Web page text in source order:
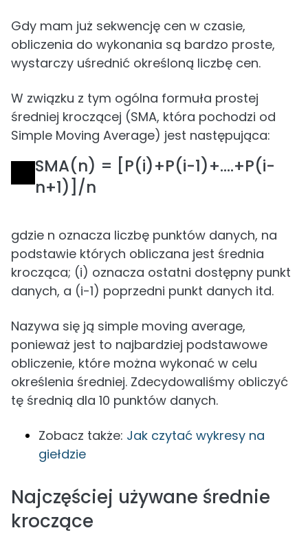
Gdy mam już sekwencję cen w czasie,
obliczenia do wykonania są bardzo proste,
wystarczy uśrednić określoną liczbę cen.
W związku z tym ogólna formuła prostej
średniej kroczącej (SMA, która pochodzi od
Simple Moving Average) jest następująca:
SMA(n) = [P(i)+P(i-1)+….+P(i-
n+1)]/n
gdzie n oznacza liczbę punktów danych, na
podstawie których obliczana jest średnia
krocząca; (i) oznacza ostatni dostępny punkt
danych, a (i-1) poprzedni punkt danych itd.
Nazywa się ją simple moving average,
ponieważ jest to najbardziej podstawowe
obliczenie, które można wykonać w celu
określenia średniej. Zdecydowaliśmy obliczyć
tę średnią dla 10 punktów danych.
Zobacz także: Jak czytać wykresy na
giełdzie
Najczęściej używane średnie
kroczące